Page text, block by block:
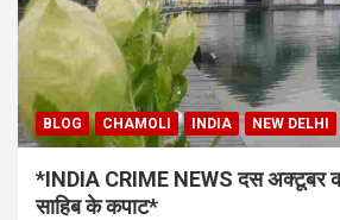
BLOG CHAMOLI INDIA NEW DELHI
*INDIA CRIME NEWS दस अक्टूबर
साहिब के कपाट*